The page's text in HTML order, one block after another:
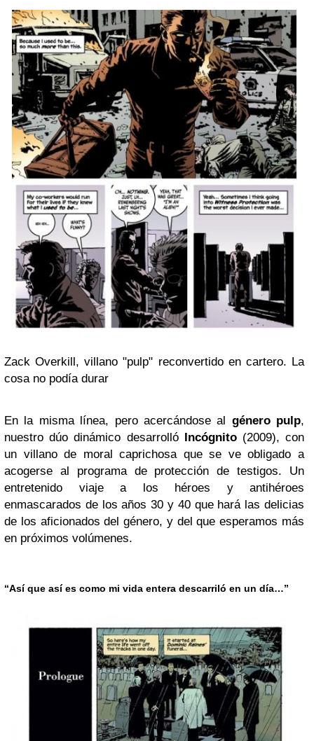
Zack Overkill, villano "pulp" reconvertido en cartero. La
cosa no podía durar
En la misma línea, pero acercándose al género pulp,
nuestro dúo dinámico desarrolló
Incógnito(2009), con
un villano de moral caprichosa que se ve obligado a
acogerse al programa de protección de testigos. Un
entretenido viaje a los héroes y antihéroes
enmascarados de los años 30 y 40 que hará las delicias
de los aficionados del género, y del que esperamos más
en próximos volúmenes.
“Así que así es como mi vida entera descarriló en un día…”